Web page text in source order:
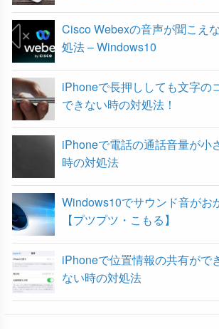
k
Cisco Webexの音声が聞こえ
処法 – Windows10
iPhoneで長押ししても文字の
できない時の対処法！
iPhoneで電話の通話音量が小
時の対処法
Windows10でサウンド音がお
【プツプツ・こもる】
iPhoneで位置情報の共有がで
ない時の対処法